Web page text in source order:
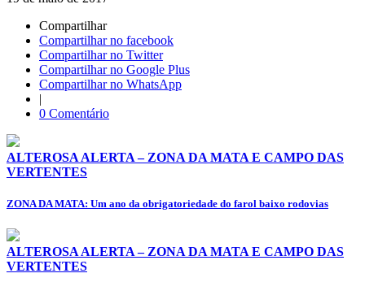
Compartilhar
Compartilhar no facebook
Compartilhar no Twitter
Compartilhar no Google Plus
Compartilhar no WhatsApp
|
0 Comentário
ALTEROSA ALERTA – ZONA DA MATA E CAMPO DAS
VERTENTES
ZONA DA MATA: Um ano da obrigatoriedade do farol baixo rodovias
ALTEROSA ALERTA – ZONA DA MATA E CAMPO DAS
VERTENTES